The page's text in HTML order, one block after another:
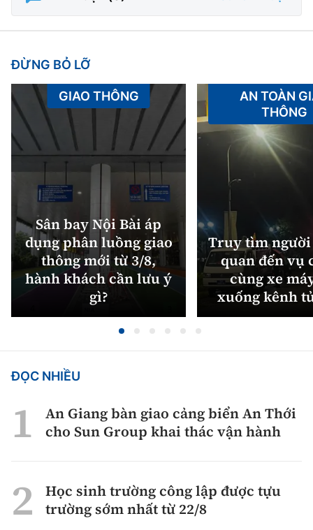
ĐỪNG BỎ LỠ
Sân bay Nội Bài áp
dụng phân luồng giao
thông mới từ 3/8,
hành khách cần lưu ý
gì?
GIAO THÔNG
Truy tìm
quan đến vụ
cùng xe
xuống kênh
AN TOÀN
THÔNG
ĐỌC NHIỀU
An Giang bàn giao cảng biển An Thới
cho Sun Group khai thác vận hành
Học sinh trường công lập được tựu
trường sớm nhất từ 22/8